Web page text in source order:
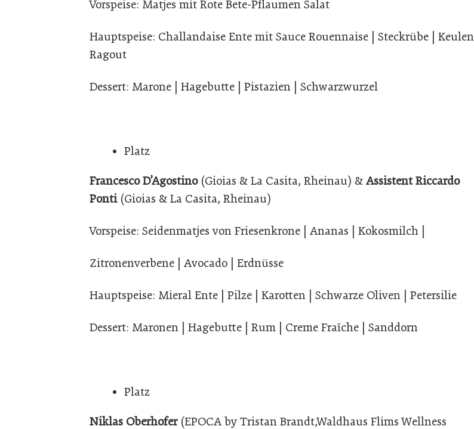
Vorspeise: Matjes mit Rote Bete-Pflaumen Salat
Hauptspeise: Challandaise Ente mit Sauce Rouennaise | Steckrübe | Keulen
Ragout
Dessert: Marone | Hagebutte | Pistazien | Schwarzwurzel
Platz
Francesco D’Agostino(Gioias & La Casita, Rheinau) & Assistent Riccardo
Ponti(Gioias & La Casita, Rheinau)
Vorspeise: Seidenmatjes von Friesenkrone | Ananas | Kokosmilch |
Zitronenverbene | Avocado | Erdnüsse
Hauptspeise: Mieral Ente | Pilze | Karotten | Schwarze Oliven | Petersilie
Dessert: Maronen | Hagebutte | Rum | Creme Fraīche | Sanddorn
Platz
Niklas Oberhofer(EPOCA by Tristan Brandt,Waldhaus Flims Wellness